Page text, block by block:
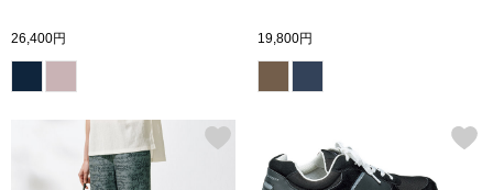
26,400円 19,800円